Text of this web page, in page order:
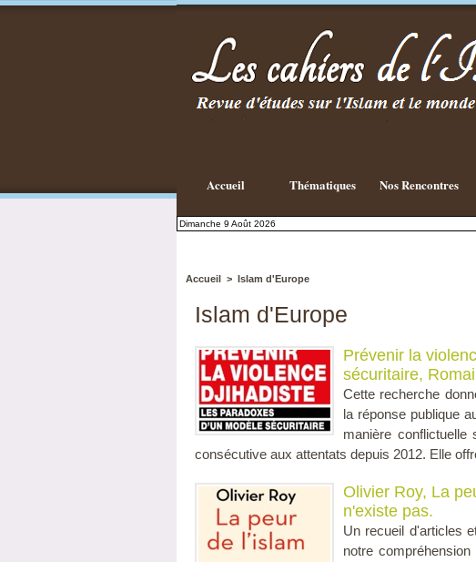
Existe-t-il
une
philosophie
Islamique ?
Accueil Thématiques Nos Rencontres
Dimanche 9 Août 2026
Accueil > Islam d'Europe
Islam d'Europe
Prévenir la
sécuritaire,
Cette recherche
la réponse publique
manière
consécutive aux attentats depuis 2012. Elle
Olivier Roy, La
n'existe pas.
Un recueil d'articles
notre